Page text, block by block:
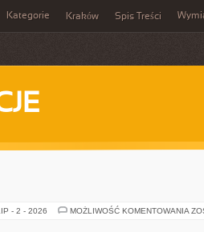
Kategorie Kraków Spis Treści
- 2 - 2026 MOŻLIWOŚĆ KOMENTOWANIA